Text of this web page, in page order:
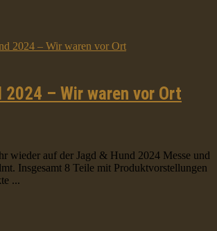
2024 – Wir waren vor Ort
wieder auf der Jagd & Hund 2024 Messe und
Insgesamt 8 Teile mit Produktvorstellungen
...